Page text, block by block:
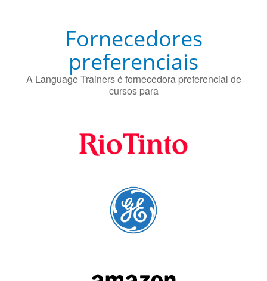
Fornecedores
preferenciais
A Language Trainers é fornecedora preferencial de
cursos para